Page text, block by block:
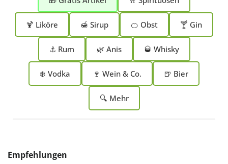
🍹 Liköre 🍯 Sirup 🍊 Obst 🍸 Gin
⚓ Rum 🌿 Anis 🥃 Whisky
❄️ Vodka 🍷 Wein & Co. 🍺 Bier
🔍 Mehr
Produktgalerie überspringen
Empfehlungen